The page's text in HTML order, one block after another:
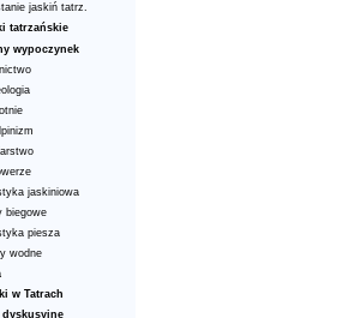
jaskiń tatrz.
tatrzańskie
wypoczynek
jaskiniowa
biegowe
piesza
wodne
w Tatrach
dyskusyjne